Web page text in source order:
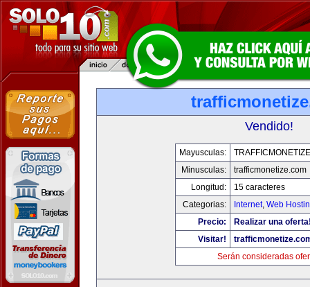
Vendido!
Mayusculas:
Minusculas:
trafficmonetize.com
Longitud:
15 caracteres
Categorias:
Internet, Web
Precio:
Realizar una
Visitar!
Serán consideradas